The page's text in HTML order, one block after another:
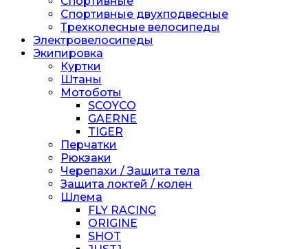
Спортивные двухподвесные
Трехколесные велосипеды
Электровелосипеды
Экипировка
Куртки
Штаны
Мотоботы
SCOYCO
GAERNE
TIGER
Перчатки
Рюкзаки
Черепахи / Защита тела
Защита локтей / колен
Шлема
FLY RACING
ORIGINE
SHOT